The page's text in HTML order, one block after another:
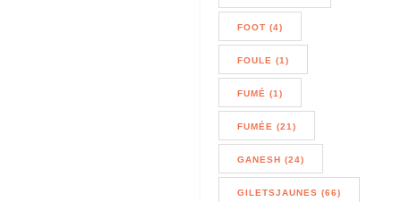
FOOT (4)
FOULE (1)
FUMÉ (1)
FUMÉE (21)
GANESH (24)
GILETSJAUNES (66)